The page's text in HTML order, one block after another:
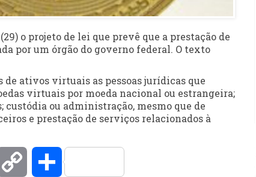
o projeto de lei que prevê que a prestação de
por um órgão do governo federal. O texto
de ativos virtuais as pessoas jurídicas que
virtuais por moeda nacional ou estrangeira;
ou administração, mesmo que de
e prestação de serviços relacionados à
Copy Compartilhar